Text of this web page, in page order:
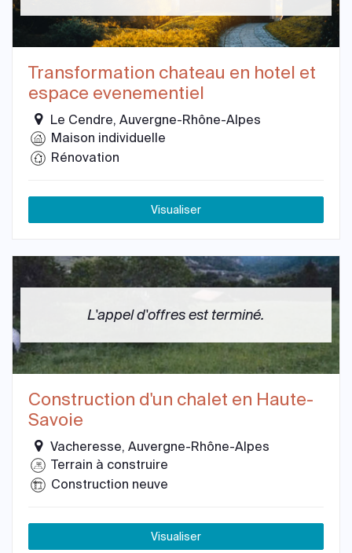
Transformation chateau en hotel et
espace evenementiel
Le Cendre, Auvergne-Rhône-Alpes
Maison individuelle
Rénovation
Visualiser
L'appel d'offres est terminé.
Construction d'un chalet en Haute-
Savoie
Vacheresse, Auvergne-Rhône-Alpes
Terrain à construire
Construction neuve
Visualiser